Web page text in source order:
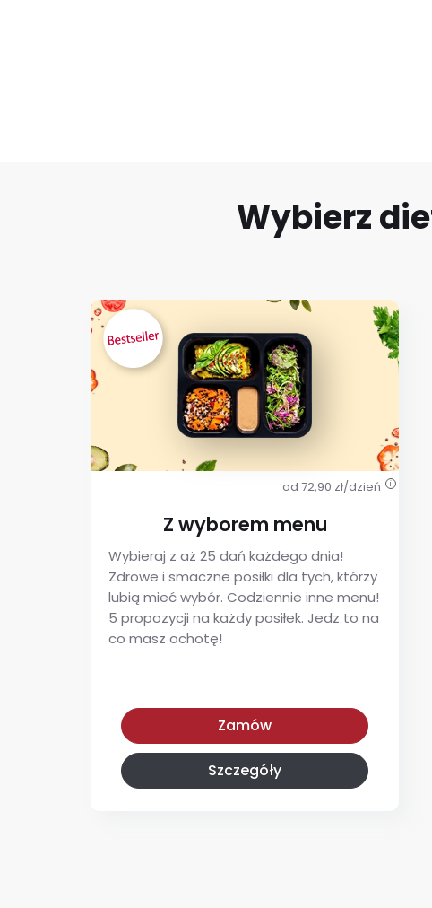
Wybierz
od 72,90 zł/dzień i
Z wyborem menu
Wybieraj z aż 25 dań każdego dnia!
Zdrowe i smaczne posiłki dla tych, którzy
lubią mieć wybór. Codziennie inne menu!
5 propozycji na każdy posiłek. Jedz to na
co masz ochotę!
Z wyborem menu
Zamów
Szczegóły